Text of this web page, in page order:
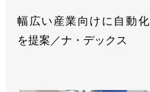
幅広い産業向けに自動化
を提案／ナ・デックス